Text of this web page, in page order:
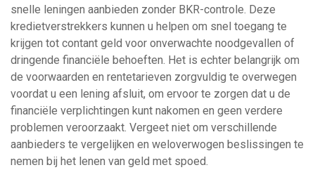
snelle leningen aanbieden zonder BKR-controle. Deze
kredietverstrekkers kunnen u helpen om snel toegang te
krijgen tot contant geld voor onverwachte noodgevallen of
dringende financiële behoeften. Het is echter belangrijk om
de voorwaarden en rentetarieven zorgvuldig te overwegen
voordat u een lening afsluit, om ervoor te zorgen dat u de
financiële verplichtingen kunt nakomen en geen verdere
problemen veroorzaakt. Vergeet niet om verschillende
aanbieders te vergelijken en weloverwogen beslissingen te
nemen bij het lenen van geld met spoed.